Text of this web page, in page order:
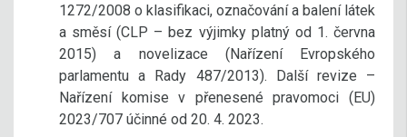
1272/2008 o klasifikaci, označování a balení látek
a směsí (CLP – bez výjimky platný od 1. června
2015) a novelizace (Nařízení Evropského
parlamentu a Rady 487/2013). Další revize –
Nařízení komise v přenesené pravomoci (EU)
2023/707 účinné od 20. 4. 2023.